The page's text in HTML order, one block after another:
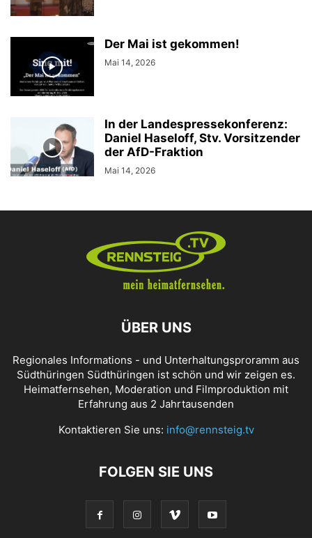
Der Mai ist gekommen!
Mai 14, 2026
In der Landespressekonferenz:
Daniel Haseloff, Stv. Vorsitzender
der AfD-Fraktion
Mai 14, 2026
ÜBER UNS
Regionales Informations - und Unterhaltungsproramm aus
Südthüringen Südthüringen ist schön und wir zeigen es.
Heimatfernsehen, Moderation und Filmproduktion mit
Erfahrung aus 2 Jahrtausenden
Kontaktieren Sie uns: info@rennsteig.tv
FOLGEN SIE UNS